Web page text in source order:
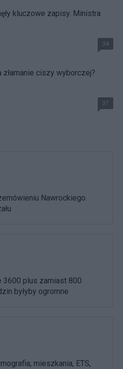
kluczowe zapisy. Ministra
34
ciszy wyborczej?
37
Nawrockiego.
3600 plus zamiast 800
byłyby ogromne
mieszkania, ETS,